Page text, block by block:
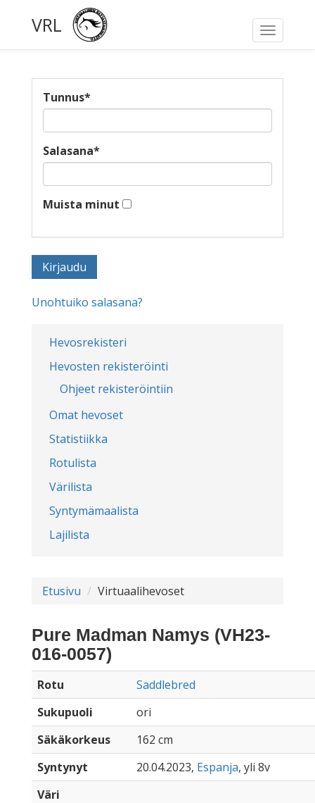
Toggle
VRL
Hevosrekisteri
Hevosten rekisteröinti
Ohjeet rekisteröintiin
Omat hevoset
Statistiikka
Rotulista
Värilista
Syntymämaalista
Lajilista
Tunnus*
Salasana*
Muista minut
Unohtuiko salasana?
Etusivu Virtuaalihevoset
Pure Madman Namys (VH23-
016-0057)
Rotu
Saddlebred
Sukupuoli
ori
Säkäkorkeus
162 cm
Syntynyt
20.04.2023, Espanja, yli 8v
Väri